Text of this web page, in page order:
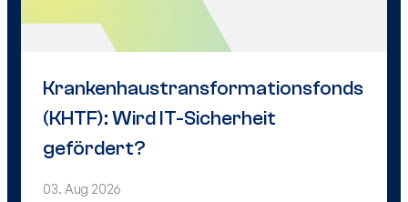
Krankenhaustransformationsfonds
(KHTF): Wird IT-Sicherheit
gefördert?
03. Aug 2026